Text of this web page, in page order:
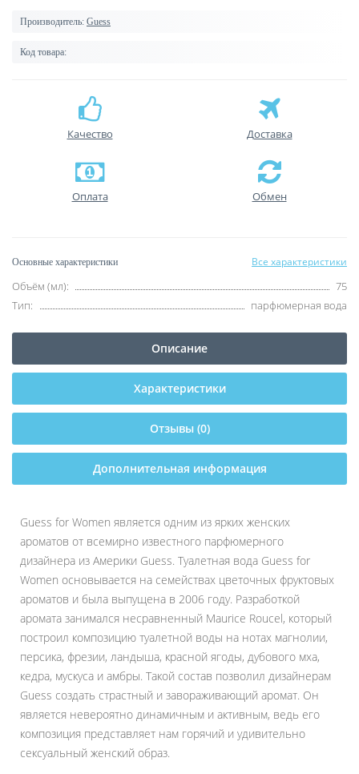
Производитель: Guess
Код товара:
Качество Доставка
Оплата Обмен
Основные характеристики Все характеристики
Объём (мл):
75
Тип:
парфюмерная вода
Описание
Характеристики
Отзывы (0)
Дополнительная информация
Guess for Women является одним из ярких женских
ароматов от всемирно известного парфюмерного
дизайнера из Америки Guess. Туалетная вода Guess for
Women основывается на семействах цветочных фруктовых
ароматов и была выпущена в 2006 году. Разработкой
аромата занимался несравненный Maurice Roucel, который
построил композицию туалетной воды на нотах магнолии,
персика, фрезии, ландыша, красной ягоды, дубового мха,
кедра, мускуса и амбры. Такой состав позволил дизайнерам
Guess создать страстный и завораживающий аромат. Он
является невероятно динамичным и активным, ведь его
композиция представляет нам горячий и удивительно
сексуальный женский образ.